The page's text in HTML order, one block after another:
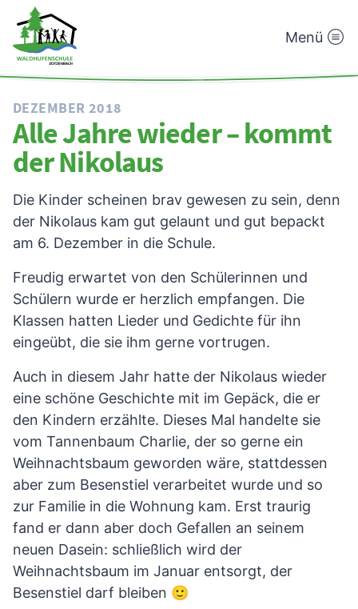
Waldhufenschule
Menü
DEZEMBER 2018
Alle Jahre wieder – kommt
der Nikolaus
Die Kinder scheinen brav gewesen zu sein, denn
der Nikolaus kam gut gelaunt und gut bepackt
am 6. Dezember in die Schule.
Freudig erwartet von den Schülerinnen und
Schülern wurde er herzlich empfangen. Die
Klassen hatten Lieder und Gedichte für ihn
eingeübt, die sie ihm gerne vortrugen.
Auch in diesem Jahr hatte der Nikolaus wieder
eine schöne Geschichte mit im Gepäck, die er
den Kindern erzählte. Dieses Mal handelte sie
vom Tannenbaum Charlie, der so gerne ein
Weihnachtsbaum geworden wäre, stattdessen
aber zum Besenstiel verarbeitet wurde und so
zur Familie in die Wohnung kam. Erst traurig
fand er dann aber doch Gefallen an seinem
neuen Dasein: schließlich wird der
Weihnachtsbaum im Januar entsorgt, der
Besenstiel darf bleiben 🙂